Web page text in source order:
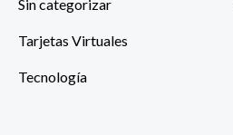
Sin categorizar
Tarjetas Virtuales
Tecnología